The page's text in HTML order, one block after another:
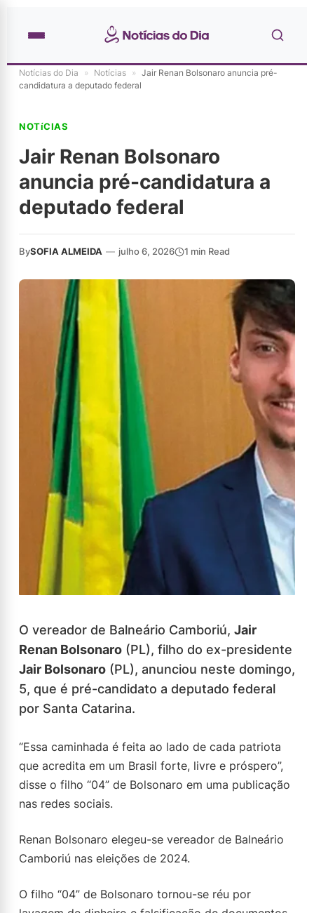
Notícias do Dia » Notícias » Jair Renan Bolsonaro anuncia pré-
candidatura a deputado federal
NOTíCIAS
Jair Renan Bolsonaro
anuncia pré-candidatura a
deputado federal
BySOFIA ALMEIDA — julho 6, 2026 1 min Read
O vereador de Balneário Camboriú, Jair
Renan Bolsonaro (PL), filho do ex-presidente
Jair Bolsonaro (PL), anunciou neste domingo,
5, que é pré-candidato a deputado federal
por Santa Catarina.
“Essa caminhada é feita ao lado de cada patriota
que acredita em um Brasil forte, livre e próspero”,
disse o filho “04” de Bolsonaro em uma publicação
nas redes sociais.
Renan Bolsonaro elegeu-se vereador de Balneário
Camboriú nas eleições de 2024.
O filho “04” de Bolsonaro tornou-se réu por